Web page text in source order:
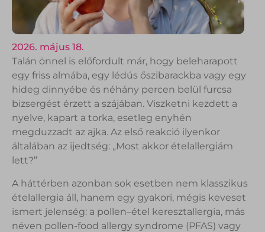
2026. május 18.
Talán önnel is előfordult már, hogy beleharapott
egy friss almába, egy lédús őszibarackba vagy egy
hideg dinnyébe és néhány percen belül furcsa
bizsergést érzett a szájában. Viszketni kezdett a
nyelve, kapart a torka, esetleg enyhén
megduzzadt az ajka. Az első reakció ilyenkor
általában az ijedtség: „Most akkor ételallergiám
lett?”
A háttérben azonban sok esetben nem klasszikus
ételallergia áll, hanem egy gyakori, mégis keveset
ismert jelenség: a pollen–étel keresztallergia, más
néven pollen-food allergy syndrome (PFAS) vagy